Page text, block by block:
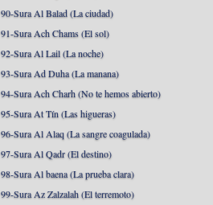
90-Sura Al Balad (La ciudad)
91-Sura Ach Chams (El sol)
92-Sura Al Lail (La noche)
93-Sura Ad Duha (La manana)
94-Sura Ach Charh (No te hemos abierto)
95-Sura At Tín (Las higueras)
96-Sura Al Alaq (La sangre coagulada)
97-Sura Al Qadr (El destino)
98-Sura Al baena (La prueba clara)
99-Sura Az Zalzalah (El terremoto)